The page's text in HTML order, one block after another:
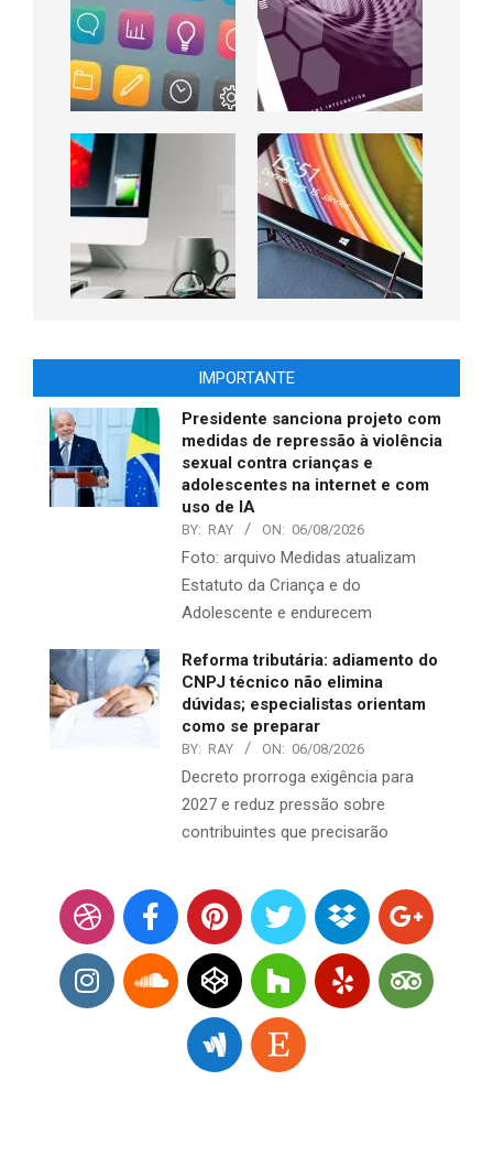
IMPORTANTE
Presidente sanciona projeto com
medidas de repressão à violência
sexual contra crianças e
adolescentes na internet e com
uso de IA
BY: RAY ON: 06/08/2026
Foto: arquivo Medidas atualizam
Estatuto da Criança e do
Adolescente e endurecem
Reforma tributária: adiamento do
CNPJ técnico não elimina
dúvidas; especialistas orientam
como se preparar
BY: RAY ON: 06/08/2026
Decreto prorroga exigência para
2027 e reduz pressão sobre
contribuintes que precisarão